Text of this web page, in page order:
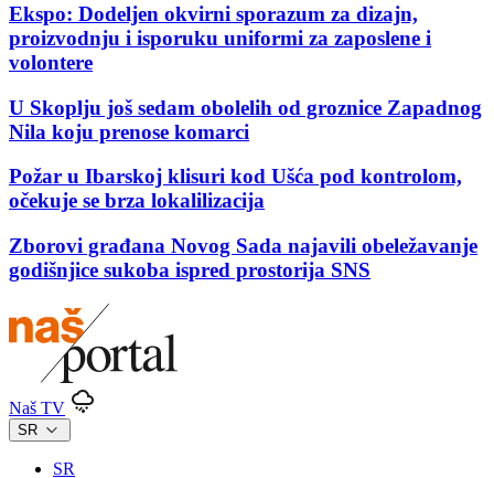
Ekspo: Dodeljen okvirni sporazum za dizajn,
proizvodnju i isporuku uniformi za zaposlene i
volontere
U Skoplju još sedam obolelih od groznice Zapadnog
Nila koju prenose komarci
Požar u Ibarskoj klisuri kod Ušća pod kontrolom,
očekuje se brza lokalilizacija
Zborovi građana Novog Sada najavili obeležavanje
godišnjice sukoba ispred prostorija SNS
Naš TV
SR
SR